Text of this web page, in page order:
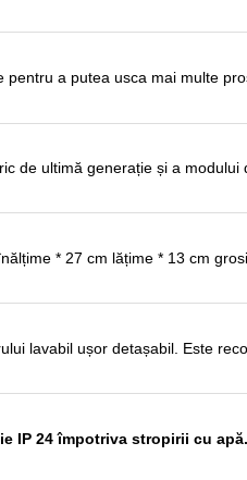
a putea usca mai multe
de ultimă generație și a modului
* 27 cm lățime * 13 cm
lavabil ușor detașabil. Este
IP 24 împotriva stropirii cu apă.